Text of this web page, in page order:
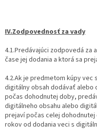
IV.Zodpovednosť za vady
4.1.Predávajúci zodpovedá za
čase jej dodania a ktorá sa
4.2.Ak je predmetom kúpy vec
digitálny obsah dodávať
počas dohodnutej doby,
digitálneho obsahu alebo
prejaví počas celej
rokov od dodania veci s